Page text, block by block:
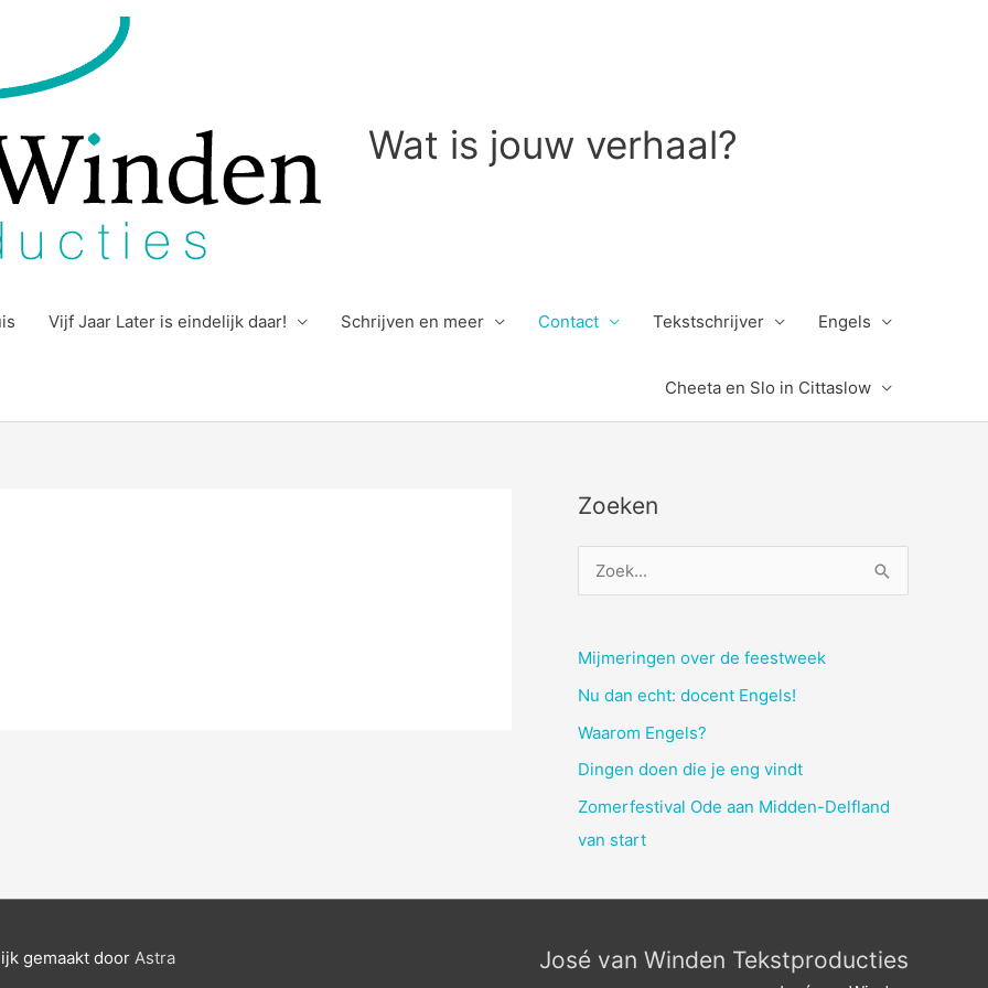
Wat is jouw verhaal?
Vijf Jaar Later is eindelijk daar! Schrijven en meer Contact Tekstschrijver Engels
Cheeta en Slo in Cittaslow
Zoeken
o
k
n
a
a
Mijmeringen over de feestweek
Nu dan echt: docent Engels!
Waarom Engels?
Dingen doen die je eng vindt
Zomerfestival Ode aan Midden-Delfland
van start
gemaakt door Astra
José van Winden Tekstproducties